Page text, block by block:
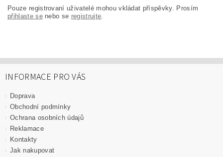
Pouze registrovaní uživatelé mohou vkládat příspěvky. Prosím
přihlaste senebo se registrujte.
INFORMACE PRO VÁS
Doprava
Obchodní podmínky
Ochrana osobních údajů
Reklamace
Kontakty
Jak nakupovat